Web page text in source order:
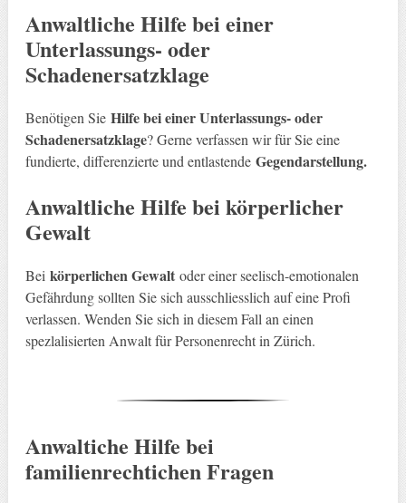
Anwaltliche Hilfe bei einer
Unterlassungs- oder
Schadenersatzklage
Benötigen Sie Hilfe bei einer Unterlassungs- oder
Schadenersatzklage? Gerne verfassen wir für Sie eine
fundierte, differenzierte und entlastende Gegendarstellung.
Anwaltliche Hilfe bei körperlicher
Gewalt
Beikörperlichen Gewaltoder einer seelisch-emotionalen
Gefährdung sollten Sie sich ausschliesslich auf eine Profi
verlassen. Wenden Sie sich in diesem Fall an einen
spezlalisierten Anwalt für Personenrecht in Zürich.
Anwaltiche Hilfe bei
familienrechtichen Fragen